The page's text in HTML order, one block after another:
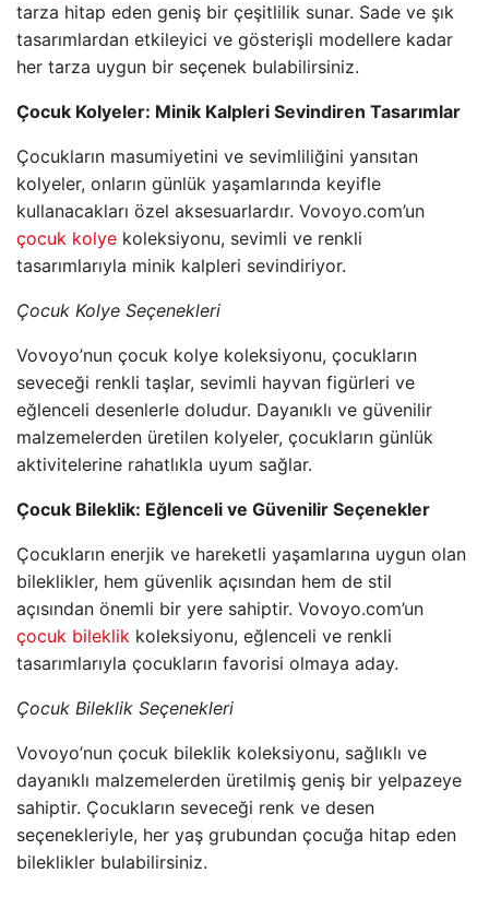
tarza hitap eden geniş bir çeşitlilik sunar. Sade ve şık
tasarımlardan etkileyici ve gösterişli modellere kadar
her tarza uygun bir seçenek bulabilirsiniz.
Çocuk Kolyeler: Minik Kalpleri Sevindiren Tasarımlar
Çocukların masumiyetini ve sevimliliğini yansıtan
kolyeler, onların günlük yaşamlarında keyifle
kullanacakları özel aksesuarlardır. Vovoyo.com’un
çocuk kolye koleksiyonu, sevimli ve renkli
tasarımlarıyla minik kalpleri sevindiriyor.
Çocuk Kolye Seçenekleri
Vovoyo’nun çocuk kolye koleksiyonu, çocukların
seveceği renkli taşlar, sevimli hayvan figürleri ve
eğlenceli desenlerle doludur. Dayanıklı ve güvenilir
malzemelerden üretilen kolyeler, çocukların günlük
aktivitelerine rahatlıkla uyum sağlar.
Çocuk Bileklik: Eğlenceli ve Güvenilir Seçenekler
Çocukların enerjik ve hareketli yaşamlarına uygun olan
bileklikler, hem güvenlik açısından hem de stil
açısından önemli bir yere sahiptir. Vovoyo.com’un
çocuk bileklik koleksiyonu, eğlenceli ve renkli
tasarımlarıyla çocukların favorisi olmaya aday.
Çocuk Bileklik Seçenekleri
Vovoyo’nun çocuk bileklik koleksiyonu, sağlıklı ve
dayanıklı malzemelerden üretilmiş geniş bir yelpazeye
sahiptir. Çocukların seveceği renk ve desen
seçenekleriyle, her yaş grubundan çocuğa hitap eden
bileklikler bulabilirsiniz.